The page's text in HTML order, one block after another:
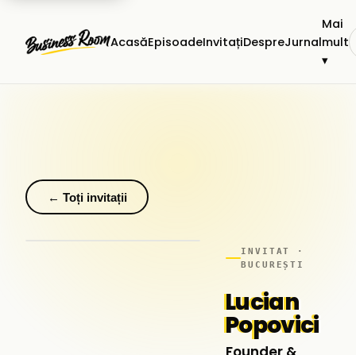
AcasăEpisoadeInvitațiDespreJurnal
Mai
mult
▾
← Toți invitații
INVITAT ·
BUCUREȘTI
Lucian
Popovici